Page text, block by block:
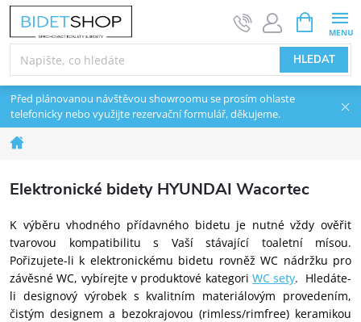
Přejít na obsah
HLEDAT
Před plánovanou návštěvou showroomu se prosím ohlaste
telefonicky nebo využijte rezervační formulář, děkujeme.
Elektronické bidety HYUNDAI Wacortec
K výběru vhodného přídavného bidetu je nutné vždy ověřit
tvarovou kompatibilitu s Vaší stávající toaletní mísou.
Pořizujete-li k elektronickému bidetu rovněž WC nádržku pro
závěsné WC, vybírejte v produktové kategori WC sety. Hledáte-
li designový výrobek s kvalitním materiálovým provedením,
čistým designem a bezokrajovou (rimless/rimfree) keramikou